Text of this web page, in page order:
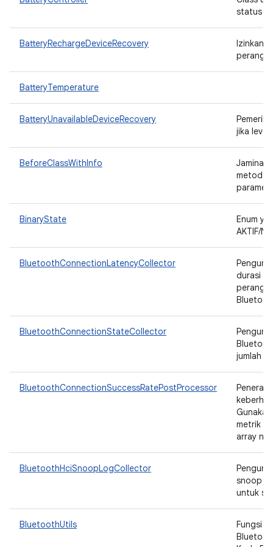
status
BatteryRechargeDeviceRecovery
Izinkan
BatteryTemperature
BatteryUnavailableDeviceRecovery
jika
BeforeClassWithInfo
metode
BinaryState
Enum
AKTIF/
BluetoothConnectionLatencyCollector
durasi
BluetoothConnectionStateCollector
jumlah
BluetoothConnectionSuccessRatePostProcessor
metrik
array
BluetoothHciSnoopLogCollector
snoop
untuk
BluetoothUtils
Fungsi